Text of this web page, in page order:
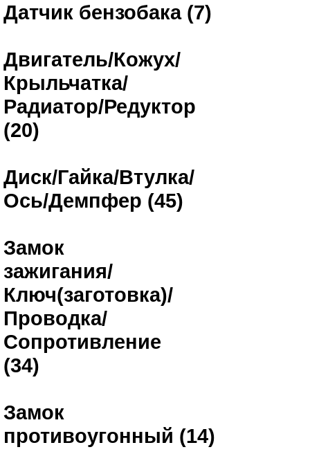
Датчик бензобака (7)
Двигатель/Кожух/
Крыльчатка/
Радиатор/Редуктор
(20)
Диск/Гайка/Втулка/
Ось/Демпфер (45)
Замок
зажигания/
Ключ(заготовка)/
Проводка/
Сопротивление
(34)
Замок
противоугонный (14)